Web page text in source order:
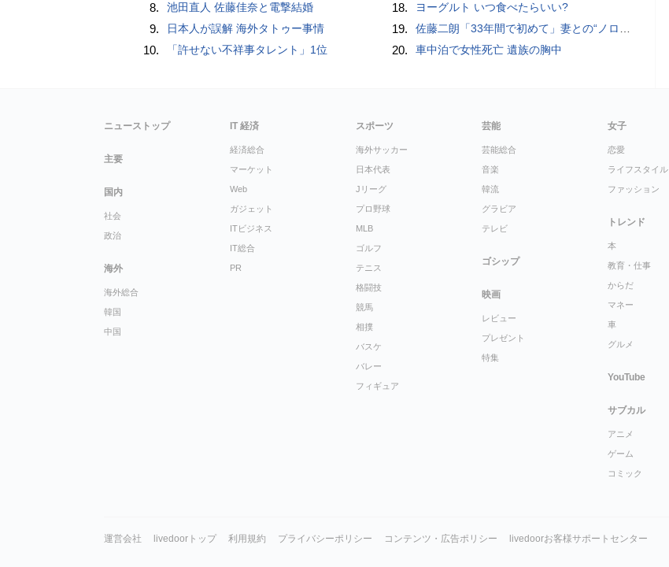
8. 池田直人 佐藤佳奈と電撃結婚
9. 日本人が誤解 海外タトゥー事情
10. 「許せない不祥事タレント」1位
18. ヨーグルト いつ食べたらいい?
19. 佐藤二朗「33年間で初めて」妻との“ノロケ砲”に反響続々「威力抜群」「奥様かっこいい」
20. 車中泊で女性死亡 遺族の胸中
ニューストップ
主要
国内
社会
政治
海外
海外総合
韓国
中国
IT 経済
経済総合
マーケット
Web
ガジェット
ITビジネス
IT総合
PR
スポーツ
海外サッカー
日本代表
Jリーグ
プロ野球
MLB
ゴルフ
テニス
格闘技
競馬
相撲
バスケ
バレー
フィギュア
芸能
芸能総合
音楽
韓流
グラビア
テレビ
ゴシップ
映画
レビュー
プレゼント
特集
女子
恋愛
ライフスタイル
ファッション
トレンド
本
教育・仕事
からだ
マネー
車
グルメ
YouTube
サブカル
アニメ
ゲーム
コミック
運営会社 livedoorトップ 利用規約 プライバシーポリシー コンテンツ・広告ポリシー livedoorお客様サポートセンター